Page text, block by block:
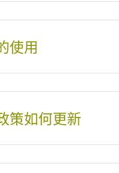
使用
策如何更新